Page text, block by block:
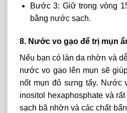
Bước 3: Giữ trong vòng
bằng nước sạch.
8. Nước vo gạo để trị mụn
Nếu bạn có làn da nhờn và
nước vo gạo lên mụn sẽ
nốt mụn đỏ sưng tấy. Nước
inositol hexaphosphate và
sạch bã nhờn và các chất